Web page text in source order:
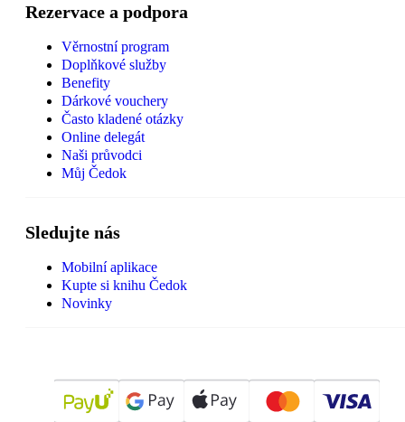
Rezervace a podpora
Věrnostní program
Doplňkové služby
Benefity
Dárkové vouchery
Často kladené otázky
Online delegát
Naši průvodci
Můj Čedok
Sledujte nás
Mobilní aplikace
Kupte si knihu Čedok
Novinky